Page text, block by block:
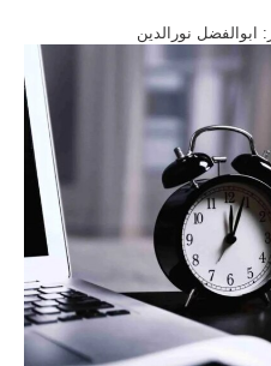
ابوالفضل نورالدین